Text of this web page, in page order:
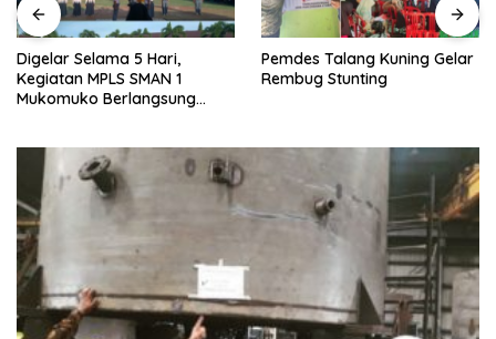
Digelar Selama 5 Hari,
Kegiatan MPLS SMAN 1
Mukomuko Berlangsung
Pemdes Talang Kuning Gelar
Rembug Stunting